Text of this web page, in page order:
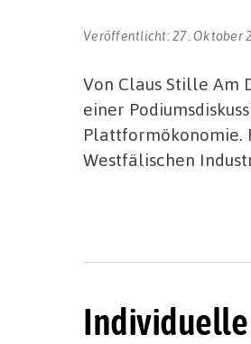
Veröffentlicht:27. Oktober
Von Claus Stille Am
einer
Plattformökonomie.
Westfälischen
Individuelle